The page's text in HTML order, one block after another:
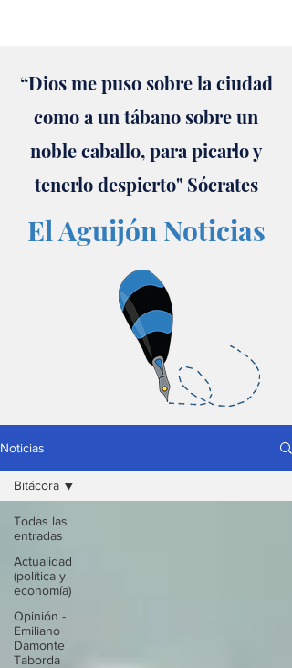
“Dios me puso sobre la ciudad
como a un tábano sobre un
noble caballo, para picarlo y
tenerlo despierto" Sócrates
El Aguijón Noticias
Noticias
Todas las
entradas
Actualidad
(política y
economía)
Opinión -
Emiliano
Damonte
Taborda
Bitácora